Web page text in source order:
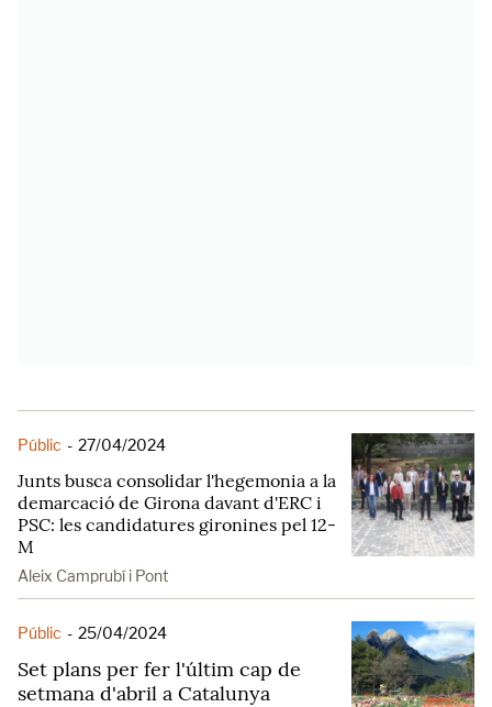
Públic - 27/04/2024
Junts busca consolidar l'hegemonia a la
demarcació de Girona davant d'ERC i
PSC: les candidatures gironines pel 12-
M
Aleix Camprubí i Pont
Públic - 25/04/2024
Set plans per fer l'últim cap de
setmana d'abril a Catalunya